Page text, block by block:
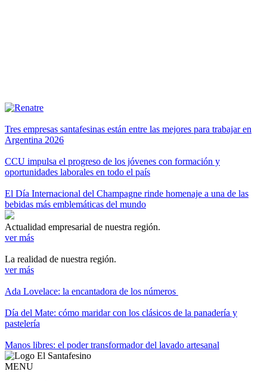
Tres empresas santafesinas están entre las mejores para trabajar en
Argentina 2026
CCU impulsa el progreso de los jóvenes con formación y
oportunidades laborales en todo el país
El Día Internacional del Champagne rinde homenaje a una de las
bebidas más emblemáticas del mundo
Actualidad empresarial de nuestra región.
ver más
La realidad de nuestra región.
ver más
Ada Lovelace: la encantadora de los números
Día del Mate: cómo maridar con los clásicos de la panadería y
pastelería
Manos libres: el poder transformador del lavado artesanal
MENU